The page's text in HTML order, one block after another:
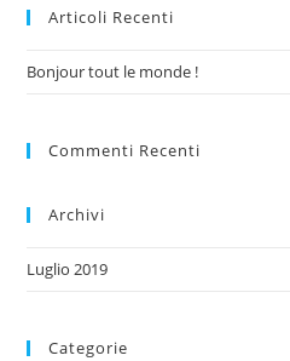
Articoli Recenti
Bonjour tout le monde !
Commenti Recenti
Archivi
Luglio 2019
Categorie